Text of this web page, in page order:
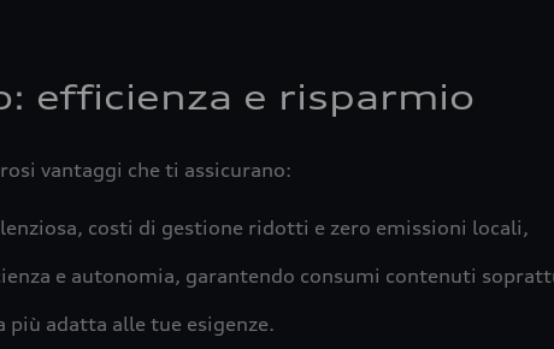
efficienza e risparmio
vantaggi che ti assicurano:
costi di gestione ridotti e zero emissioni locali,
e autonomia, garantendo consumi contenuti
adatta alle tue esigenze.